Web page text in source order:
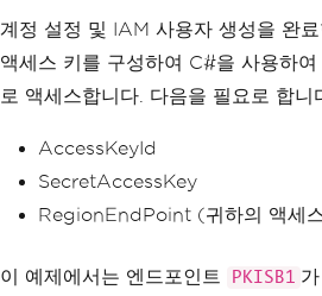
계정 설정 및 IAM 사용자 생성을 완
액세스 키를 구성하여 C#을 사용하
로 액세스합니다. 다음을 필요로 합니
AccessKeyId
SecretAccessKey
RegionEndPoint (귀하의 액세
이 예제에서는 엔드포인트 PKISB1